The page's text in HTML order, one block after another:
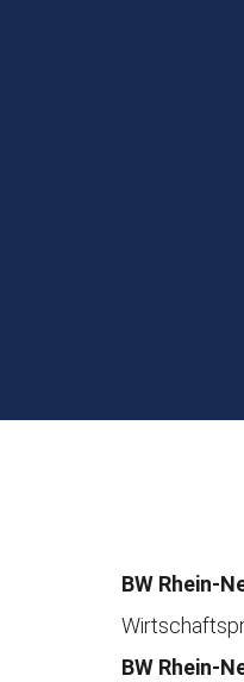
BW Rhein-
BW Rhein-